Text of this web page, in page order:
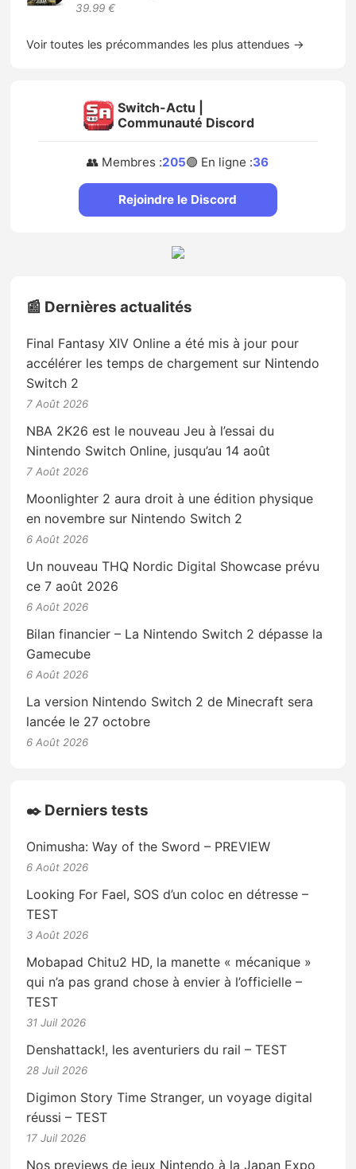
39.99 €
Voir toutes les précommandes les plus attendues →
Switch-Actu |
Communauté Discord
👥 Membres :205🟢 En ligne :36
Rejoindre le Discord
📰 Dernières actualités
Final Fantasy XIV Online a été mis à jour pour
accélérer les temps de chargement sur Nintendo
Switch 2
7 Août 2026
NBA 2K26 est le nouveau Jeu à l’essai du
Nintendo Switch Online, jusqu’au 14 août
7 Août 2026
Moonlighter 2 aura droit à une édition physique
en novembre sur Nintendo Switch 2
6 Août 2026
Un nouveau THQ Nordic Digital Showcase prévu
ce 7 août 2026
6 Août 2026
Bilan financier – La Nintendo Switch 2 dépasse la
Gamecube
6 Août 2026
La version Nintendo Switch 2 de Minecraft sera
lancée le 27 octobre
6 Août 2026
✒️ Derniers tests
Onimusha: Way of the Sword – PREVIEW
6 Août 2026
Looking For Fael, SOS d’un coloc en détresse –
TEST
3 Août 2026
Mobapad Chitu2 HD, la manette « mécanique »
qui n’a pas grand chose à envier à l’officielle –
TEST
31 Juil 2026
Denshattack!, les aventuriers du rail – TEST
28 Juil 2026
Digimon Story Time Stranger, un voyage digital
réussi – TEST
17 Juil 2026
Nos previews de jeux Nintendo à la Japan Expo